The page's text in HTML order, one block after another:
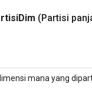
Dim (Partisi
mana yang